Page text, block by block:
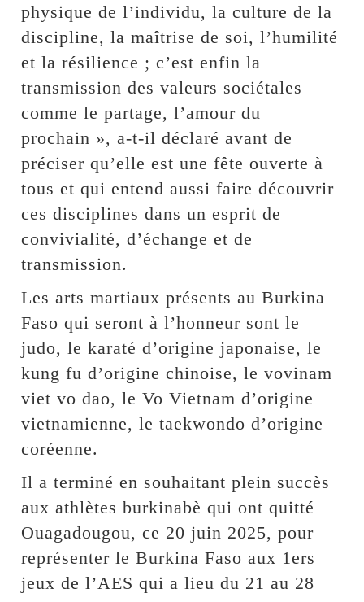
physique de l’individu, la culture de la
discipline, la maîtrise de soi, l’humilité
et la résilience ; c’est enfin la
transmission des valeurs sociétales
comme le partage, l’amour du
prochain », a-t-il déclaré avant de
préciser qu’elle est une fête ouverte à
tous et qui entend aussi faire découvrir
ces disciplines dans un esprit de
convivialité, d’échange et de
transmission.
Les arts martiaux présents au Burkina
Faso qui seront à l’honneur sont le
judo, le karaté d’origine japonaise, le
kung fu d’origine chinoise, le vovinam
viet vo dao, le Vo Vietnam d’origine
vietnamienne, le taekwondo d’origine
coréenne.
Il a terminé en souhaitant plein succès
aux athlètes burkinabè qui ont quitté
Ouagadougou, ce 20 juin 2025, pour
représenter le Burkina Faso aux 1ers
jeux de l’AES qui a lieu du 21 au 28